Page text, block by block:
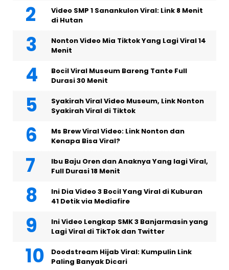
Video SMP 1 Sanankulon Viral: Link 8 Menit
di Hutan
Nonton Video Mia Tiktok Yang Lagi Viral 14
Menit
Bocil Viral Museum Bareng Tante Full
Durasi 30 Menit
Syakirah Viral Video Museum, Link Nonton
Syakirah Viral di Tiktok
Ms Brew Viral Video: Link Nonton dan
Kenapa Bisa Viral?
Ibu Baju Oren dan Anaknya Yang lagi Viral,
Full Durasi 18 Menit
Ini Dia Video 3 Bocil Yang Viral di Kuburan
41 Detik via Mediafire
Ini Video Lengkap SMK 3 Banjarmasin yang
Lagi Viral di TikTok dan Twitter
Doodstream Hijab Viral: Kumpulin Link
Paling Banyak Dicari